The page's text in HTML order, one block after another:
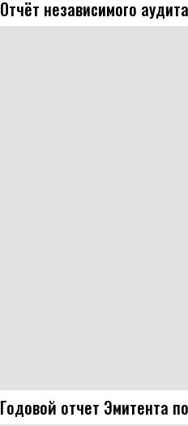
Отчёт независимого аудита
Годовой отчет Эмитента